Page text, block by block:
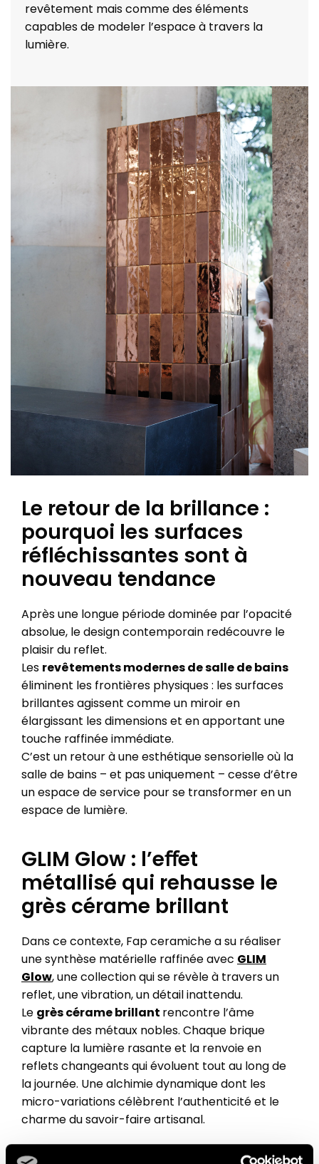
revêtement mais comme des éléments
capables de modeler l’espace à travers la
lumière.
Le retour de la brillance :
pourquoi les surfaces
réfléchissantes sont à
nouveau tendance
Après une longue période dominée par l’opacité
absolue, le design contemporain redécouvre le
plaisir du reflet.
Les revêtements modernes de salle de bains
éliminent les frontières physiques : les surfaces
brillantes agissent comme un miroir en
élargissant les dimensions et en apportant une
touche raffinée immédiate.
C’est un retour à une esthétique sensorielle où la
salle de bains – et pas uniquement – cesse d’être
un espace de service pour se transformer en un
espace de lumière.
GLIM Glow : l’eﬀet
métallisé qui rehausse le
grès cérame brillant
Dans ce contexte, Fap ceramiche a su réaliser
une synthèse matérielle raffinée avec GLIM
Glow, une collection qui se révèle à travers un
reflet, une vibration, un détail inattendu.
Le grès cérame brillant rencontre l’âme
vibrante des métaux nobles. Chaque brique
capture la lumière rasante et la renvoie en
reflets changeants qui évoluent tout au long de
la journée. Une alchimie dynamique dont les
micro-variations célèbrent l’authenticité et le
charme du savoir-faire artisanal.